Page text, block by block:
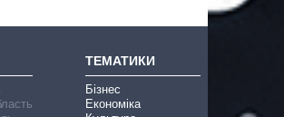
ТЕМАТИКИ
Бізнес
Економіка